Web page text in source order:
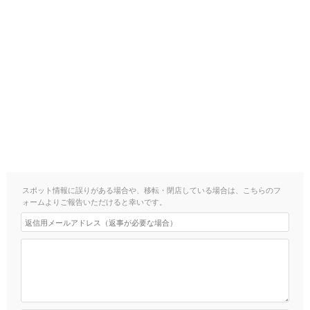
スポット情報に誤りがある場合や、移転・閉店している場合は、こちらのフ
ォームよりご報告いただけると幸いです。